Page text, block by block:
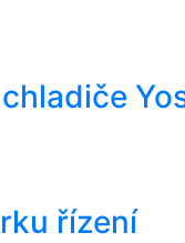
řízení